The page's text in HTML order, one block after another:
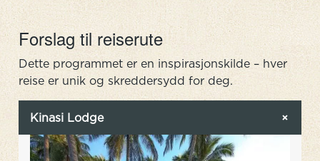
Forslag til reiserute
Dette programmet er en inspirasjonskilde – hver
reise er unik og skreddersydd for deg.
Kinasi Lodge